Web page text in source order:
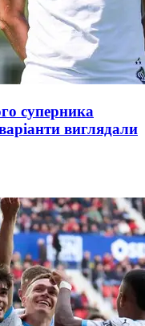
суперника
виглядали